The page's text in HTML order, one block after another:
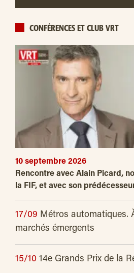
CONFÉRENCES ET CLUB VRT
10 septembre 2026
Rencontre avec Alain Picard,
la FIF, et avec son
17/09 Métros automatiques.
marchés émergents
15/10 14e Grands Prix de la